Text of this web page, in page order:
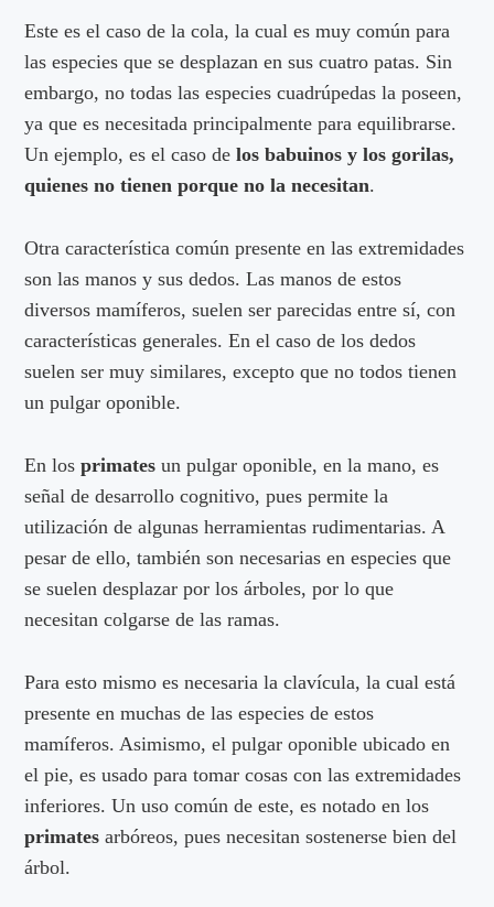
Este es el caso de la cola, la cual es muy común para
las especies que se desplazan en sus cuatro patas. Sin
embargo, no todas las especies cuadrúpedas la poseen,
ya que es necesitada principalmente para equilibrarse.
Un ejemplo, es el caso de los babuinos y los gorilas,
quienes no tienen porque no la necesitan.
Otra característica común presente en las extremidades
son las manos y sus dedos. Las manos de estos
diversos mamíferos, suelen ser parecidas entre sí, con
características generales. En el caso de los dedos
suelen ser muy similares, excepto que no todos tienen
un pulgar oponible.
En losprimates un pulgar oponible, en la mano, es
señal de desarrollo cognitivo, pues permite la
utilización de algunas herramientas rudimentarias. A
pesar de ello, también son necesarias en especies que
se suelen desplazar por los árboles, por lo que
necesitan colgarse de las ramas.
Para esto mismo es necesaria la clavícula, la cual está
presente en muchas de las especies de estos
mamíferos. Asimismo, el pulgar oponible ubicado en
el pie, es usado para tomar cosas con las extremidades
inferiores. Un uso común de este, es notado en los
primates arbóreos, pues necesitan sostenerse bien del
árbol.